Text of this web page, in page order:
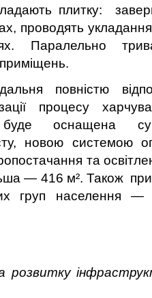
плитку:
проводять
Паралельно
повністю
процесу
буде оснащена
новою системою
та
— 416 м². Також при
груп населення —